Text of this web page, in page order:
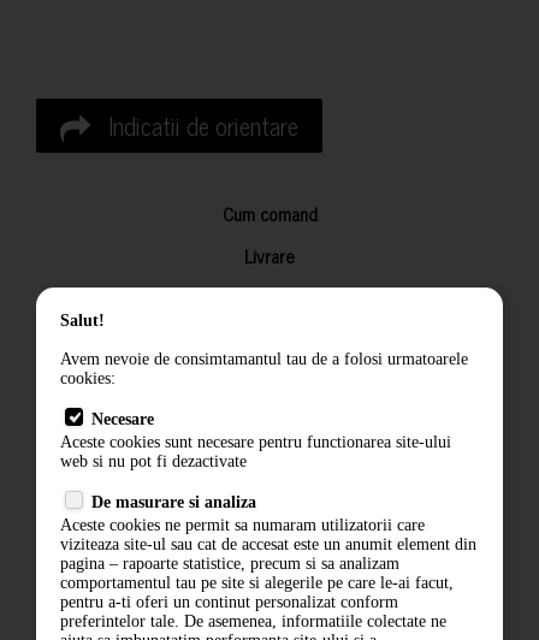
Indicatii de orientare
Cum comand
Livrare
Returnarea produselor
Termeni si conditii
Politica de confidentialitate
ANPC
Salut!
Avem nevoie de consimtamantul tau de a folosi urmatoarele
cookies:
Necesare
Aceste cookies sunt necesare pentru functionarea site-ului
web si nu pot fi dezactivate
De masurare si analiza
Aceste cookies ne permit sa numaram utilizatorii care
viziteaza site-ul sau cat de accesat este un anumit element din
pagina – rapoarte statistice, precum si sa analizam
comportamentul tau pe site si alegerile pe care le-ai facut,
pentru a-ti oferi un continut personalizat conform
preferintelor tale. De asemenea, informatiile colectate ne